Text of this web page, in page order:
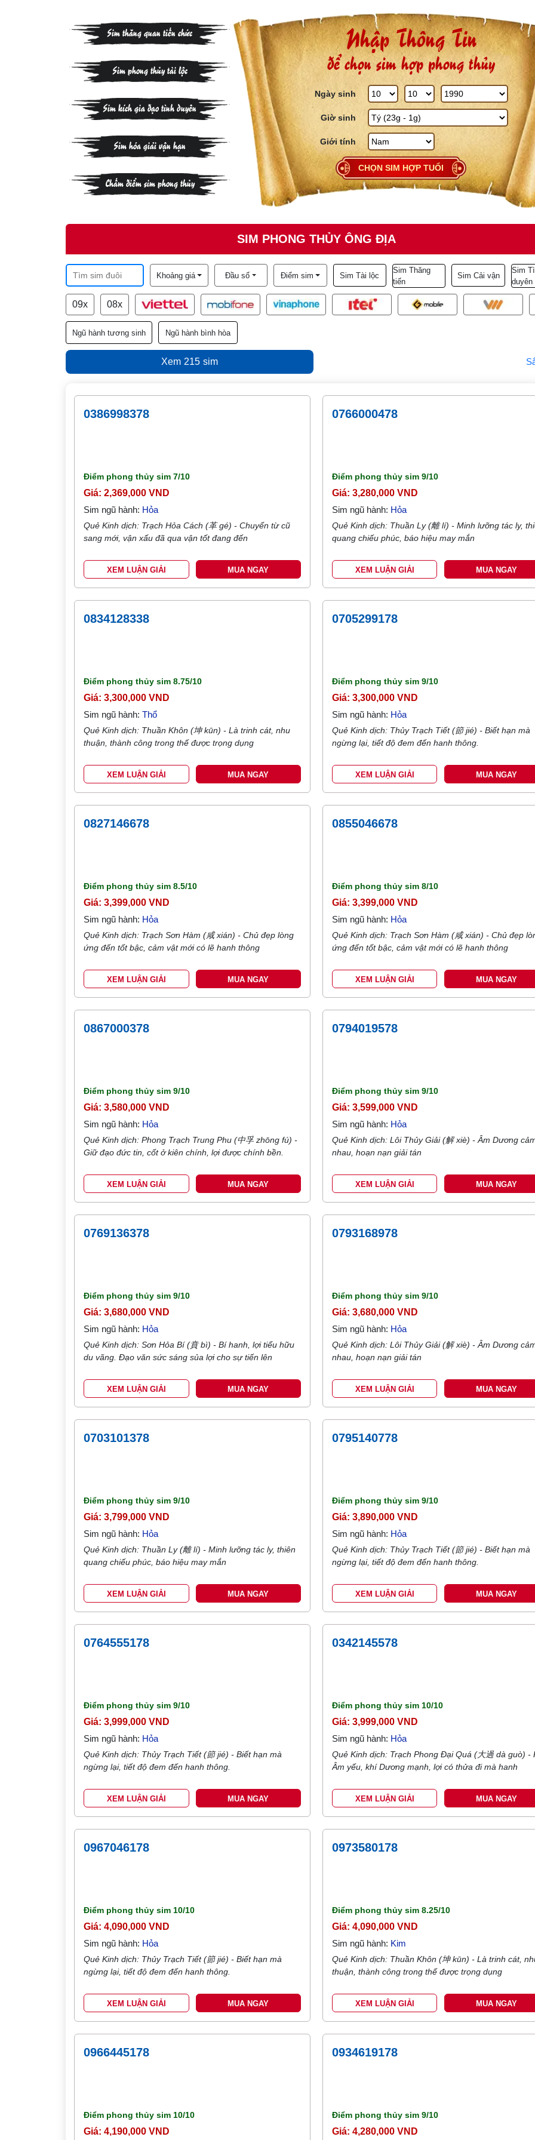
Sim thăng quan tiến chức
Sim phong thủy tài lộc
Sim kích gia đạo tình duyên
Sim hóa giải vận hạn
Chấm điểm sim phong thủy
Nhập Thông Tin
để chọn sim hợp phong thủy
Ngày sinh
Giờ sinh
Giới tính
CHỌN SIM HỢP TUỔI
SIM PHONG THỦY ÔNG ĐỊA
Khoảng giá Đầu số Điểm sim Sim Tài lộc
Sim Thăng
tiến
Sim Cải vận
Sim
duyên
09x 08x
Ngũ hành tương sinh Ngũ hành bình hòa
Xem 215 sim
0386998378
Điểm phong thủy sim7/10
Giá: 2,369,000 VND
Sim ngũ hành: Hỏa
Quẻ Kinh dịch: Trạch Hỏa Cách (革 gé) - Chuyển từ cũ
sang mới, vận xấu đã qua vận tốt đang đến
XEM LUẬN GIẢI MUA NGAY
0766000478
Điểm phong thủy sim9/10
Giá: 3,280,000 VND
Sim ngũ hành: Hỏa
Quẻ Kinh dịch: Thuần Ly (離 lí) - Minh lưỡng tác ly,
quang chiếu phúc, báo hiệu may mắn
XEM LUẬN GIẢI MUA NGAY
0834128338
Điểm phong thủy sim8.75/10
Giá: 3,300,000 VND
Sim ngũ hành:Thổ
Quẻ Kinh dịch: Thuần Khôn (坤 kūn) - Là trinh cát, nhu
thuận, thành công trong thế được trọng dụng
XEM LUẬN GIẢI MUA NGAY
0705299178
Điểm phong thủy sim9/10
Giá: 3,300,000 VND
Sim ngũ hành: Hỏa
Quẻ Kinh dịch: Thủy Trạch Tiết (節 jié) - Biết hạn mà
ngừng lại, tiết độ đem đến hanh thông.
XEM LUẬN GIẢI MUA NGAY
0827146678
Điểm phong thủy sim8.5/10
Giá: 3,399,000 VND
Sim ngũ hành: Hỏa
Quẻ Kinh dịch: Trạch Sơn Hàm (咸 xián) - Chủ đẹp lòng
ứng đến tốt bậc, cảm vật mới có lẽ hanh thông
XEM LUẬN GIẢI MUA NGAY
0855046678
Điểm phong thủy sim8/10
Giá: 3,399,000 VND
Sim ngũ hành: Hỏa
Quẻ Kinh dịch: Trạch Sơn Hàm (咸 xián) - Chủ đẹp
ứng đến tốt bậc, cảm vật mới có lẽ hanh thông
XEM LUẬN GIẢI MUA NGAY
0867000378
Điểm phong thủy sim9/10
Giá: 3,580,000 VND
Sim ngũ hành: Hỏa
Quẻ Kinh dịch: Phong Trạch Trung Phu (中孚 zhōng fú) -
Giữ đạo đức tin, cốt ở kiên chính, lợi được chính bền.
XEM LUẬN GIẢI MUA NGAY
0794019578
Điểm phong thủy sim9/10
Giá: 3,599,000 VND
Sim ngũ hành: Hỏa
Quẻ Kinh dịch: Lôi Thủy Giải (解 xiè) - Âm Dương
nhau, hoạn nạn giải tán
XEM LUẬN GIẢI MUA NGAY
0769136378
Điểm phong thủy sim9/10
Giá: 3,680,000 VND
Sim ngũ hành: Hỏa
Quẻ Kinh dịch: Sơn Hỏa Bí (賁 bì) - Bí hanh, lợi tiểu hữu
du vãng. Đạo văn sức sáng sủa lợi cho sự tiến lên
XEM LUẬN GIẢI MUA NGAY
0793168978
Điểm phong thủy sim9/10
Giá: 3,680,000 VND
Sim ngũ hành: Hỏa
Quẻ Kinh dịch: Lôi Thủy Giải (解 xiè) - Âm Dương
nhau, hoạn nạn giải tán
XEM LUẬN GIẢI MUA NGAY
0703101378
Điểm phong thủy sim9/10
Giá: 3,799,000 VND
Sim ngũ hành: Hỏa
Quẻ Kinh dịch: Thuần Ly (離 lí) - Minh lưỡng tác ly, thiên
quang chiếu phúc, báo hiệu may mắn
XEM LUẬN GIẢI MUA NGAY
0795140778
Điểm phong thủy sim9/10
Giá: 3,890,000 VND
Sim ngũ hành: Hỏa
Quẻ Kinh dịch: Thủy Trạch Tiết (節 jié) - Biết hạn mà
ngừng lại, tiết độ đem đến hanh thông.
XEM LUẬN GIẢI MUA NGAY
0764555178
Điểm phong thủy sim9/10
Giá: 3,999,000 VND
Sim ngũ hành: Hỏa
Quẻ Kinh dịch: Thủy Trạch Tiết (節 jié) - Biết hạn mà
ngừng lại, tiết độ đem đến hanh thông.
XEM LUẬN GIẢI MUA NGAY
0342145578
Điểm phong thủy sim 10/10
Giá: 3,999,000 VND
Sim ngũ hành: Hỏa
Quẻ Kinh dịch: Trạch Phong Đại Quá (大過 dà guò) -
Âm yếu, khí Dương mạnh, lợi có thửa đi mà hanh
XEM LUẬN GIẢI MUA NGAY
0967046178
Điểm phong thủy sim 10/10
Giá: 4,090,000 VND
Sim ngũ hành: Hỏa
Quẻ Kinh dịch: Thủy Trạch Tiết (節 jié) - Biết hạn mà
ngừng lại, tiết độ đem đến hanh thông.
XEM LUẬN GIẢI MUA NGAY
0973580178
Điểm phong thủy sim8.25/10
Giá: 4,090,000 VND
Sim ngũ hành: Kim
Quẻ Kinh dịch: Thuần Khôn (坤 kūn) - Là trinh cát,
thuận, thành công trong thế được trọng dụng
XEM LUẬN GIẢI MUA NGAY
0966445178
Điểm phong thủy sim 10/10
Giá: 4,190,000 VND
0934619178
Điểm phong thủy sim9/10
Giá: 4,280,000 VND